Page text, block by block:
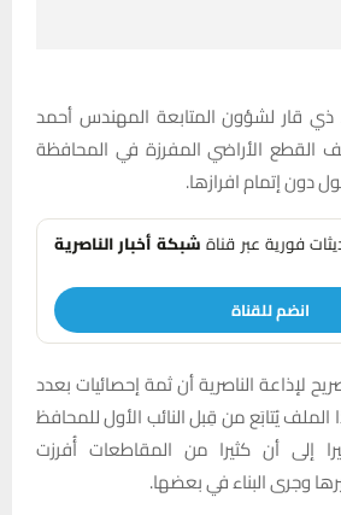
قار لشؤون المتابعة المهندس أحمد
الأراضي المفرزة في المحافظة
دون إتمام افرازها.
فورية عبر قناةشبكة أخبار الناصرية
انضم للقناة
لإذاعة الناصرية أن ثمة إحصائيات بعدد
يُتابَع من قِبل النائب الأول للمحافظ
إلى أن كثيرا من المقاطعات أُفرزت
وجرى البناء في بعضها.